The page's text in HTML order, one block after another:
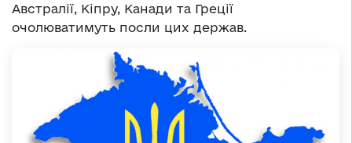
Австралії, Кіпру, Канади та Греції
очолюватимуть посли цих держав.